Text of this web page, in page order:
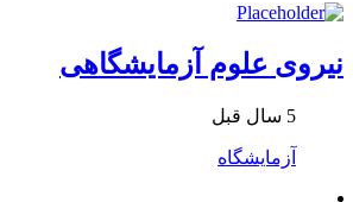
نیروی علوم آزمایشگاهی
5 سال قبل
آزمایشگاه